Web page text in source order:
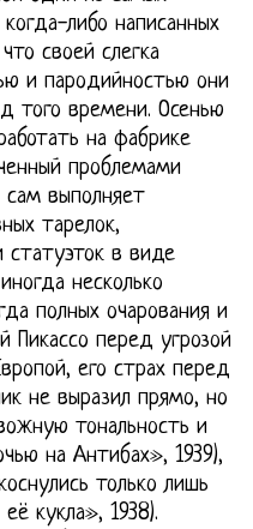
либо написанных
своей слегка
и пародийностью они
того времени. Осенью
на фабрике
проблемами
сам выполняет
тарелок,
в виде
несколько
полных очарования и
Пикассо перед угрозой
его страх перед
не выразил прямо, но
тональность и
на Антибах», 1939),
только лишь
кукла», 1938).